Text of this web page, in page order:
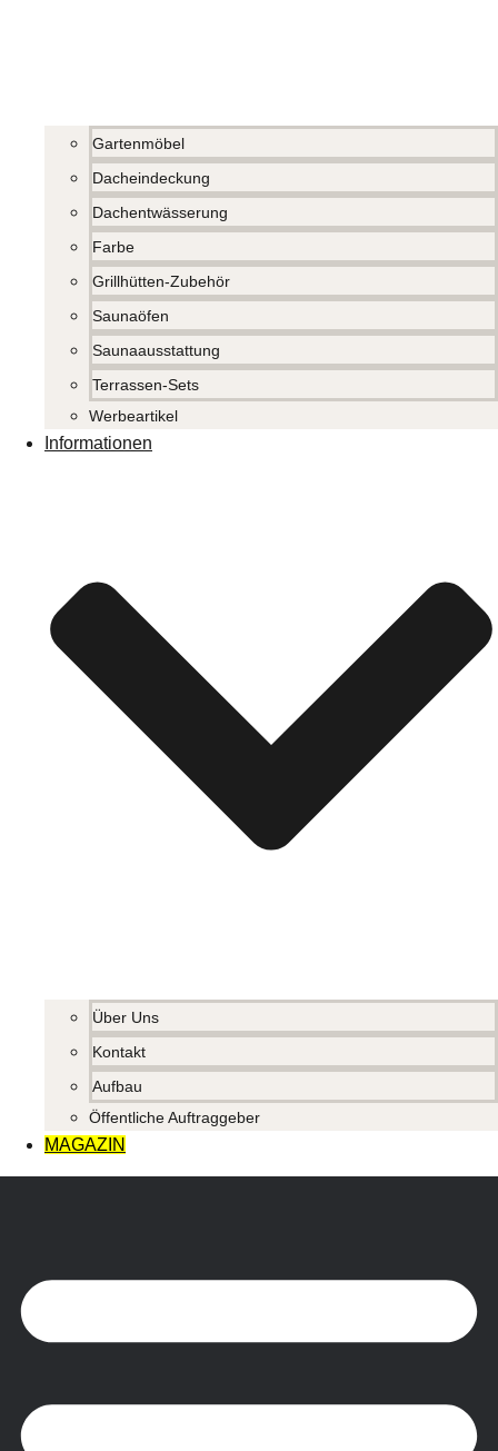
Gartenmöbel
Dacheindeckung
Dachentwässerung
Farbe
Grillhütten-Zubehör
Saunaöfen
Saunaausstattung
Terrassen-Sets
Werbeartikel
Informationen
Über Uns
Kontakt
Aufbau
Öffentliche Auftraggeber
MAGAZIN